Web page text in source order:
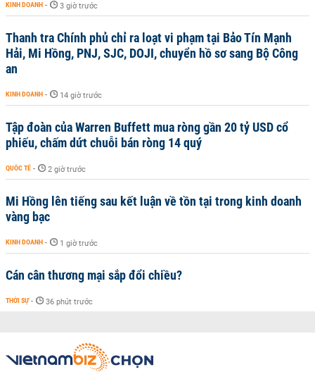
KINH DOANH - 3 giờ trước
Thanh tra Chính phủ chỉ ra loạt vi phạm tại Bảo Tín Mạnh
Hải, Mi Hồng, PNJ, SJC, DOJI, chuyển hồ sơ sang Bộ Công
an
KINH DOANH - 14 giờ trước
Tập đoàn của Warren Buffett mua ròng gần 20 tỷ USD cổ
phiếu, chấm dứt chuỗi bán ròng 14 quý
QUỐC TẾ - 2 giờ trước
Mi Hồng lên tiếng sau kết luận về tồn tại trong kinh doanh
vàng bạc
KINH DOANH - 1 giờ trước
Cán cân thương mại sắp đổi chiều?
THỜI SỰ - 36 phút trước